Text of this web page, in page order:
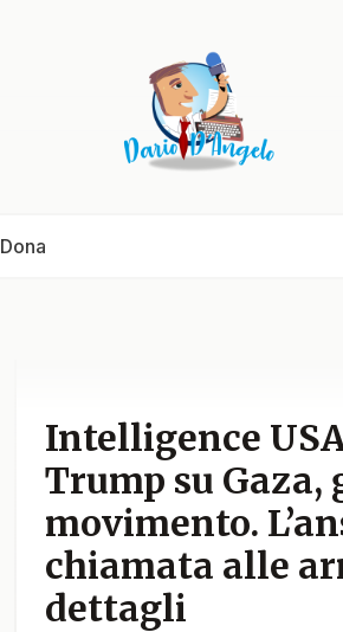
Dona
Intelligence
Trump su
movimento.
chiamata alle
dettagli